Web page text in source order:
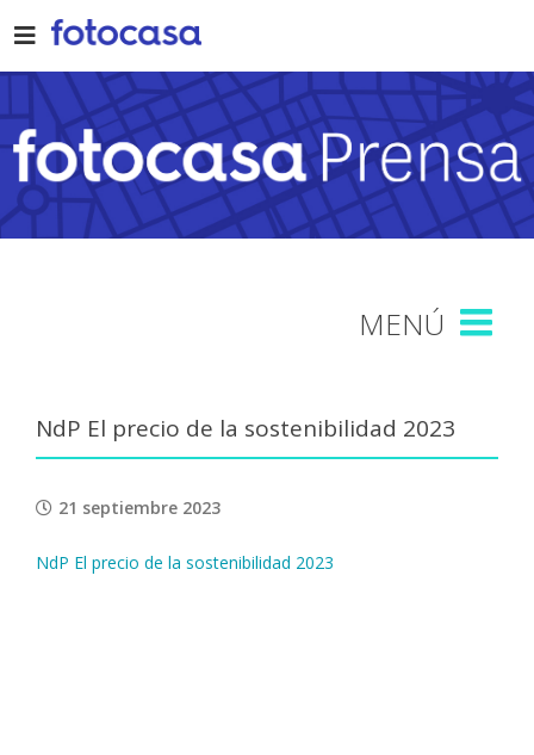
to
content
NdP El precio de la sostenibilidad 2023
21 septiembre 2023
NdP El precio de la sostenibilidad 2023